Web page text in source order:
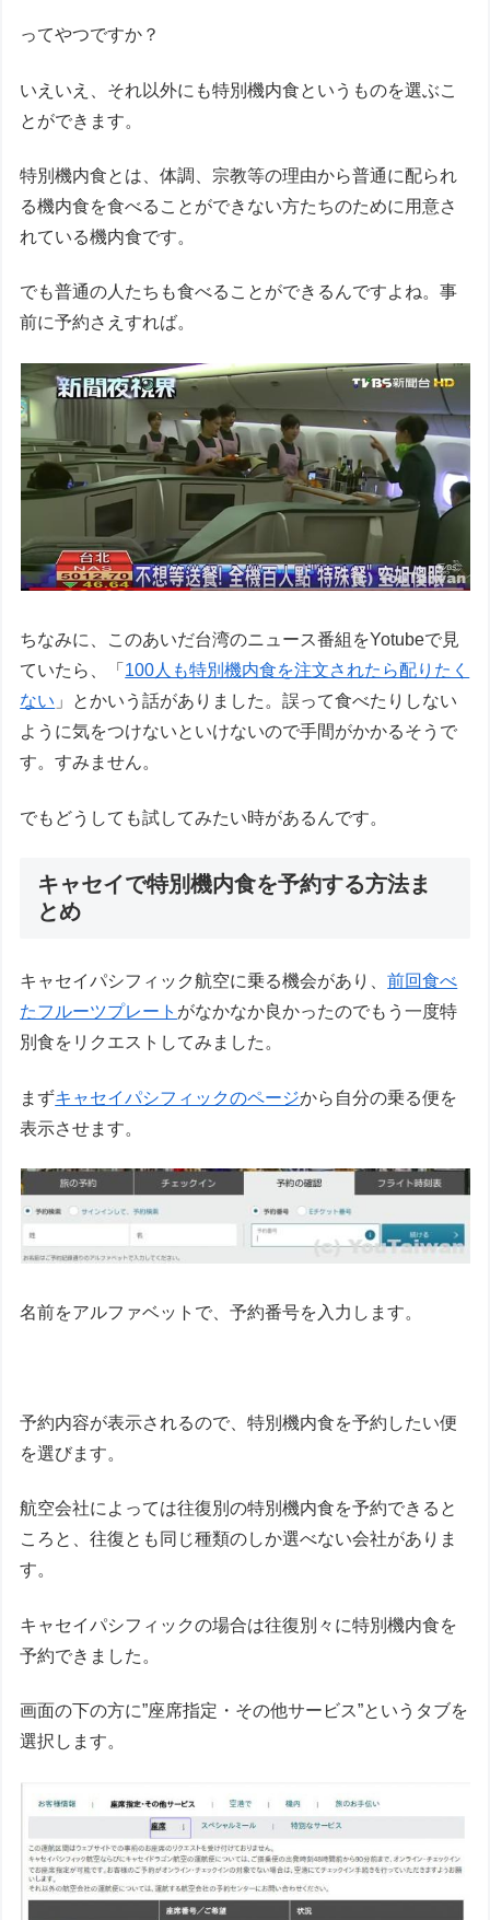
ってやつですか？
いえいえ、それ以外にも特別機内食というものを選ぶこ
とができます。
特別機内食とは、体調、宗教等の理由から普通に配られ
る機内食を食べることができない方たちのために用意さ
れている機内食です。
でも普通の人たちも食べることができるんですよね。事
前に予約さえすれば。
ちなみに、このあいだ台湾のニュース番組をYotubeで見
ていたら、「 100人も特別機内食を注文されたら配りたく
ない 」とかいう話がありました。誤って食べたりしない
ように気をつけないといけないので手間がかかるそうで
す。すみません。
でもどうしても試してみたい時があるんです。
キャセイで特別機内食を予約する方法ま
とめ
キャセイパシフィック航空に乗る機会があり、前回食べ
たフルーツプレート がなかなか良かったのでもう一度特
別食をリクエストしてみました。
まずキャセイパシフィックのページから自分の乗る便を
表示させます。
名前をアルファベットで、予約番号を入力します。
予約内容が表示されるので、特別機内食を予約したい便
を選びます。
航空会社によっては往復別の特別機内食を予約できると
ころと、往復とも同じ種類のしか選べない会社がありま
す。
キャセイパシフィックの場合は往復別々に特別機内食を
予約できました。
画面の下の方に”座席指定・その他サービス”というタブを
選択します。